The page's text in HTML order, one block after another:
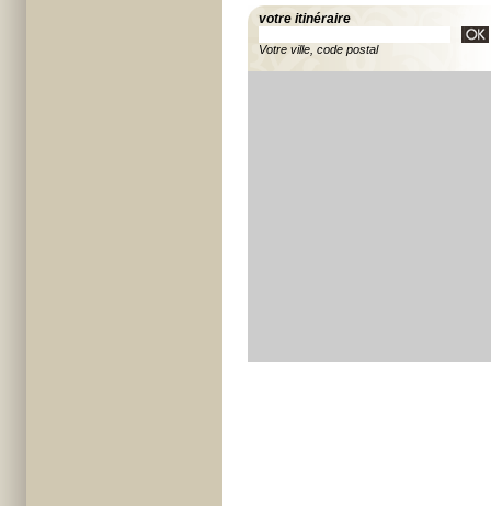
votre itinéraire
Votre ville, code postal